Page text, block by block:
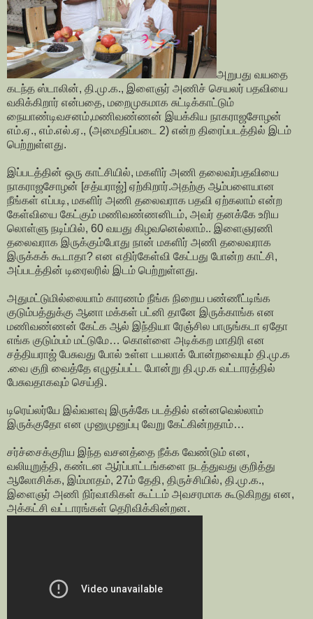
அறுபது வயதை
கடந்த ஸ்டாலின், தி.மு.க., இளைஞர் அணிச் செயலர் பதவியை
வகிக்கிறார் என்பதை, மறைமுகமாக சுட்டிக்காட்டும்
நையாண்டிவசனம்,மணிவண்ணன் இயக்கிய நாகராஜசோழன்
எம்.ஏ., எம்.எல்.ஏ., (அமைதிப்படை 2) என்ற திரைப்படத்தில் இடம்
பெற்றுள்ளது.
இப்படத்தின் ஒரு காட்சியில், மகளிர் அணி தலைவர்பதவியை
நாகராஜசோழன் [சத்யராஜ்] ஏற்கிறார்.அதற்கு ஆம்பளையான
நீங்கள் எப்படி, மகளிர் அணி தலைவராக பதவி ஏற்கலாம் என்ற
கேள்வியை கேட்கும் மணிவண்ணனிடம், அவர் தனக்கே உரிய
லொள்ளு நடிப்பில், 60 வயது கிழவனெல்லாம்.. இளைஞரணி
தலைவராக இருக்கும்போது நான் மகளிர் அணி தலைவராக
இருக்கக் கூடாதா? என எதிர்கேள்வி கேட்பது போன்ற காட்சி,
அப்படத்தின் டிரைலரில் இடம் பெற்றுள்ளது.
அதுமட்டுமில்லையாம் காரணம் நீங்க நிறைய பண்ணீட்டிங்க
குடும்பத்துக்கு ஆனா மக்கள் பட்னி தானே இருக்காங்க என
மணிவண்ணன் கேட்க ஆல் இந்தியா ரேஞ்சில பாருங்கடா ஏதோ
எங்க குடும்பம் மட்டுமே… கொள்ளை அடிக்கற மாதிரி என
சத்தியராஜ் பேசுவது போல் உள்ள டயலாக் போன்றவையும் தி.மு.க
.வை குறி வைத்தே எழுதப்பட்ட போன்று தி.மு.க வட்டாரத்தில்
பேசுவதாகவும் செய்தி.
டிரெய்லர்யே இவ்வளவு இருக்கே படத்தில் என்னவெல்லாம்
இருக்குதோ என முனுமுனுப்பு வேறு கேட்கின்றதாம்…
சர்ச்சைக்குரிய இந்த வசனத்தை நீக்க வேண்டும் என,
வலியுறுத்தி, கண்டன ஆர்ப்பாட்டங்களை நடத்துவது குறித்து
ஆலோசிக்க, இம்மாதம், 27ம் தேதி, திருச்சியில், தி.மு.க.,
இளைஞர் அணி நிர்வாகிகள் கூட்டம் அவசரமாக கூடுகிறது என,
அக்கட்சி வட்டாரங்கள் தெரிவிக்கின்றன.